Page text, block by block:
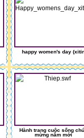
happy women's day
Hành trang cuộc sống
mừng năm mới